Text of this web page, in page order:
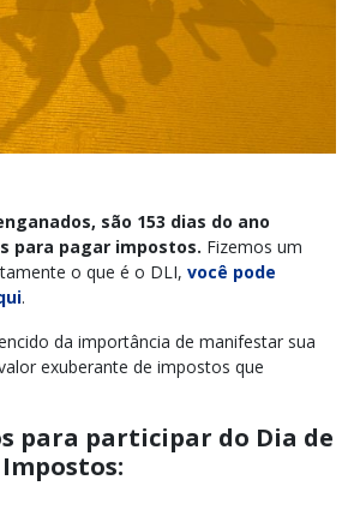
são 153 dias do ano
para pagar impostos. Fizemos um
o que é o DLI, você pode
.
da importância de manifestar sua
exuberante de impostos que
para participar do Dia de